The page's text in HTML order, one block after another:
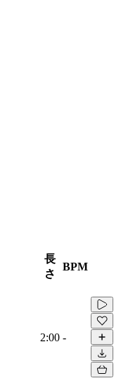
長
さ
BPM
2:00 -